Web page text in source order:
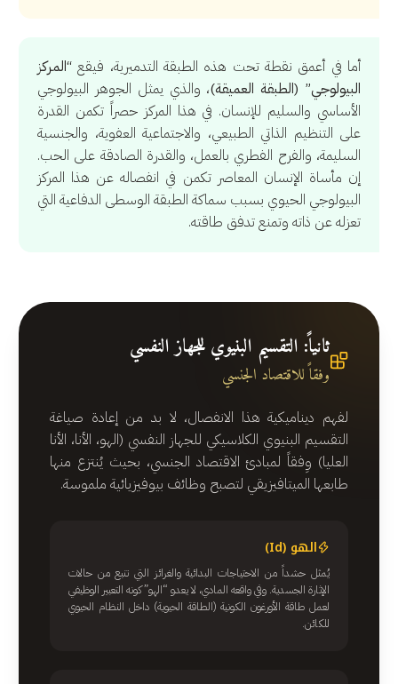
أما في أعمق نقطة تحت هذه الطبقة التدميرية، فيقع “المركز
البيولوجي” (الطبقة العميقة)، والذي يمثل الجوهر البيولوجي
الأساسي والسليم للإنسان. في هذا المركز حصراً تكمن القدرة
على التنظيم الذاتي الطبيعي، والاجتماعية العفوية، والجنسية
السليمة، والفرح الفطري بالعمل، والقدرة الصادقة على الحب.
إن مأساة الإنسان المعاصر تكمن في انفصاله عن هذا المركز
البيولوجي الحيوي بسبب سماكة الطبقة الوسطى الدفاعية التي
تعزله عن ذاته وتمنع تدفق طاقته.
ثانياً: التقسيم البنيوي للجهاز النفسي
وفقاً للاقتصاد الجنسي
لفهم ديناميكية هذا الانفصال، لا بد من إعادة صياغة
التقسيم البنيوي الكلاسيكي للجهاز النفسي (الهو، الأنا، الأنا
العليا) وِفقاً لمبادئ الاقتصاد الجنسي، بحيث يُنتزع منها
طابعها الميتافيزيقي لتصبح وظائف بيوفيزيائية ملموسة.
الهو (Id)
يُمثل حشداً من الاحتياجات البدائية والغرائز التي تنبع من حالات
الإثارة الجسدية. وفي واقعه المادي، لا يعدو “الهو” كونه التعبير الوظيفي
لعمل طاقة الأورغون الكونية (الطاقة الحيوية) داخل النظام الحيوي
للكائن.